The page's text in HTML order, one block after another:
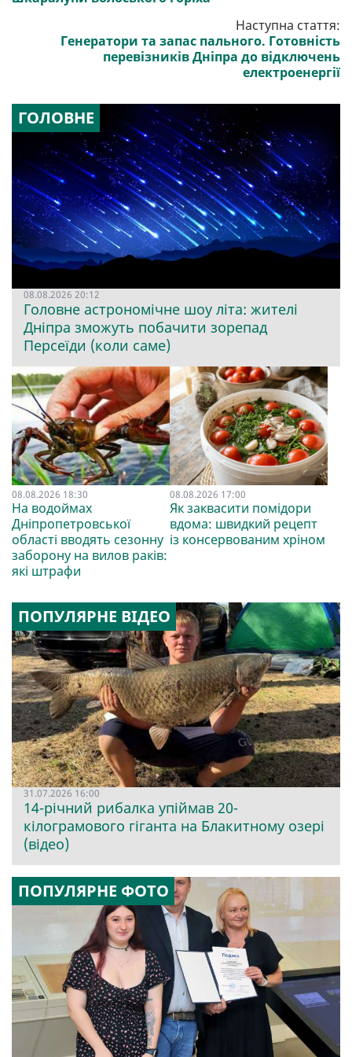
Наступна стаття:
Генератори та запас пального. Готовність
перевізників Дніпра до відключень
електроенергії
ГОЛОВНЕ
08.08.2026 20:12
Головне астрономічне шоу літа: жителі
Дніпра зможуть побачити зорепад
Персеїди (коли саме)
08.08.2026 18:30
На водоймах
Дніпропетровської
області вводять сезонну
заборону на вилов раків:
які штрафи
08.08.2026 17:00
Як заквасити помідори
вдома: швидкий рецепт
із консервованим хріном
ПОПУЛЯРНЕ ВІДЕО
31.07.2026 16:00
14-річний рибалка упіймав 20-
кілограмового гіганта на Блакитному озері
(відео)
ПОПУЛЯРНЕ ФОТО